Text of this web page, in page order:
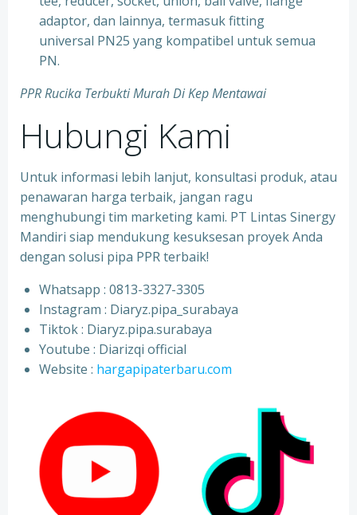
adaptor, dan lainnya, termasuk fitting
universal PN25 yang kompatibel untuk semua
PN.
PPR Rucika Terbukti Murah Di Kep Mentawai
Hubungi Kami
Untuk informasi lebih lanjut, konsultasi produk, atau
penawaran harga terbaik, jangan ragu
menghubungi tim marketing kami. PT Lintas Sinergy
Mandiri siap mendukung kesuksesan proyek Anda
dengan solusi pipa PPR terbaik!
Whatsapp : 0813-3327-3305
⁠Instagram : Diaryz.pipa_surabaya
⁠Tiktok : Diaryz.pipa.surabaya
⁠Youtube : Diarizqi official
⁠Website : hargapipaterbaru.com